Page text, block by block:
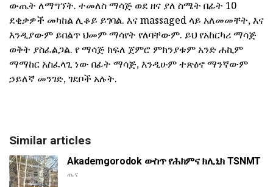
ውጤት ለማግኘት. ተመለስ ማሳጅ ወደ ዘና ያለ ስሜት በፊት 10
ደቂቃዎች መካከል ሊቆይ ይገባል. እና massaged ላይ አለመመቸት, እና
እንዲያውም ይበልጥ ህመም ማሳየት የለባቸውም. ይህ የአከርካሪ ማሳጅ
ወቅት ያስፈልጋል. የ ማሳጅ ክፍለ ጀምሮ ምክንያቱም አንድ ሐኪም
ማማከር አስፈላጊ ነው በፊት ማሳጅ, እንዲሁም ተጽዕኖ ማንኛውም
ኃይለኛ መንገድ, ገደቦች አሉት.
Similar articles
Akademgorodok ውስጥ የሕክምና ክሊኒክ TSNMT
ጤና